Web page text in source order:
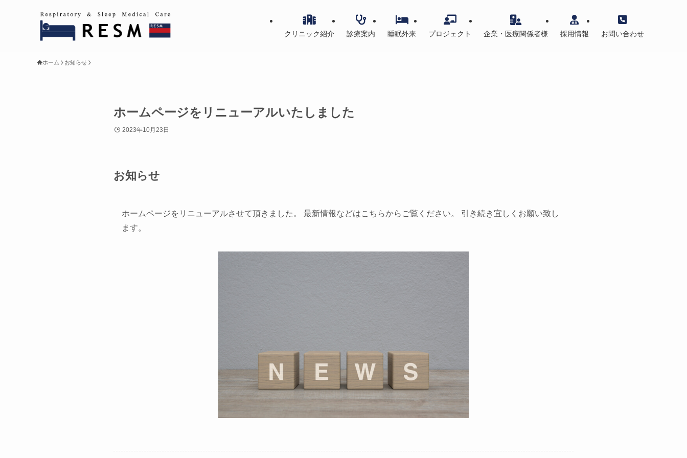
クリニック紹介 診療案内 睡眠外来 プロジェクト 企業・医療関係者様 採用情報 お問い合わせ
ホーム お知らせ
ホームページをリニューアルいたしました
2023年10月23日
お知らせ
ホームページをリニューアルさせて頂きました。 最新情報などはこちらからご覧ください。 引き続き宜しくお願い致し
ます。